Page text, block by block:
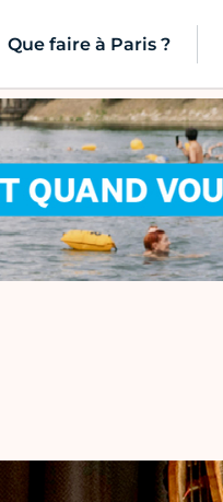
Que faire à Paris ?